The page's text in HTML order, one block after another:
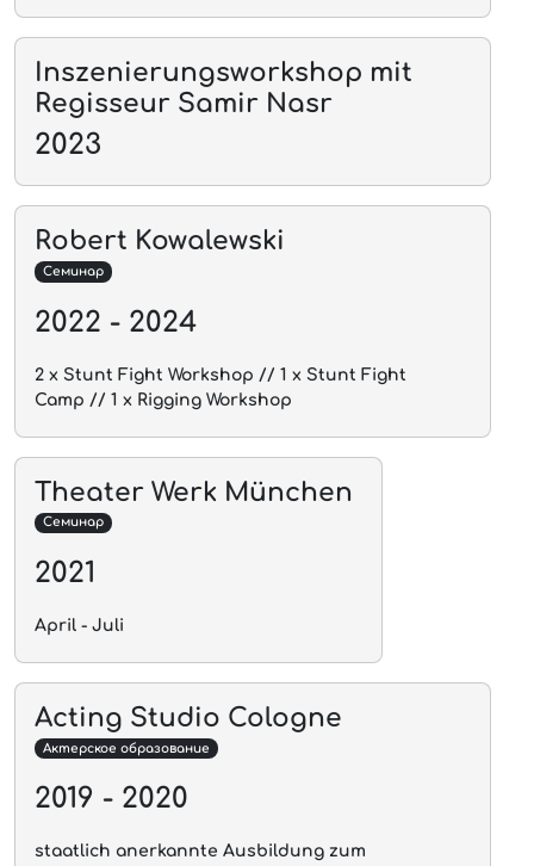
Inszenierungsworkshop mit
Regisseur Samir Nasr
2023
Robert Kowalewski
Семинар
2022 - 2024
2 x Stunt Fight Workshop // 1 x Stunt Fight
Camp // 1 x Rigging Workshop
Theater Werk München
Семинар
2021
April - Juli
Acting Studio Cologne
Актерское образование
2019 - 2020
staatlich anerkannte Ausbildung zum